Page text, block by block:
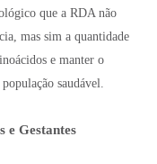
que a RDA não
mas sim a quantidade
e manter o
saudável.
e Gestantes